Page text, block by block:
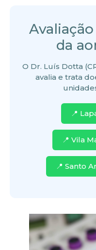
da
O Dr. Luís Dotta
avalia e trata
📍
📍 Vila
📍 Santo